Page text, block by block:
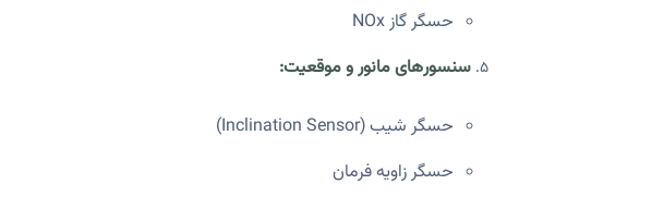
حسگر گاز NOx
سنسورهای مانور و موقعیت:
حسگر شیب (Inclination Sensor)
حسگر زاویه فرمان